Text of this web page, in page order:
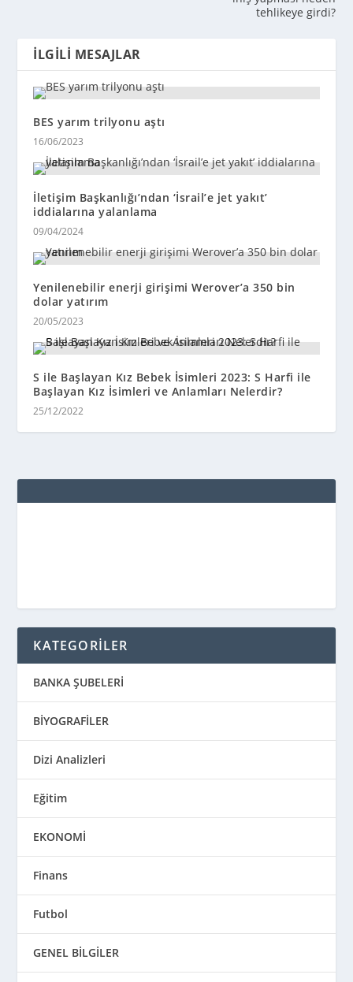
tehlikeye girdi?
İLGILI MESAJLAR
BES yarım trilyonu aştı
16/06/2023
İletişim Başkanlığı’ndan ‘İsrail’e jet yakıt’
iddialarına yalanlama
09/04/2024
Yenilenebilir enerji girişimi Werover’a 350 bin
dolar yatırım
20/05/2023
S ile Başlayan Kız Bebek İsimleri 2023: S Harfi ile
Başlayan Kız İsimleri ve Anlamları Nelerdir?
25/12/2022
KATEGORİLER
BANKA ŞUBELERİ
BİYOGRAFİLER
Dizi Analizleri
Eğitim
EKONOMİ
Finans
Futbol
GENEL BİLGİLER